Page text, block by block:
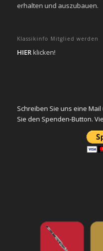
erhalten und auszubauen.
Klassikinfo Mitglied werden
HIERklicken!
Schreiben Sie uns eine
Sie den Spenden-Button.